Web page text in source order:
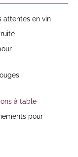
attentes en vin
à table
pour